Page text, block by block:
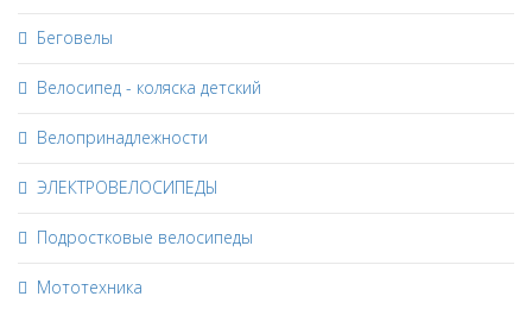
Беговелы
Велосипед - коляска детский
Велопринадлежности
ЭЛЕКТРОВЕЛОСИПЕДЫ
Подростковые велосипеды
Мототехника